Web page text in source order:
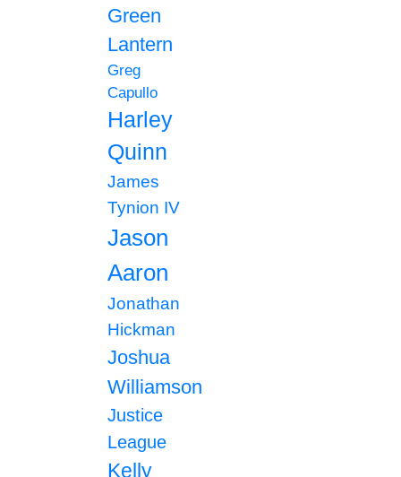
Green
Lantern
Greg
Capullo
Harley
Quinn
James
Tynion IV
Jason
Aaron
Jonathan
Hickman
Joshua
Williamson
Justice
League
Kelly